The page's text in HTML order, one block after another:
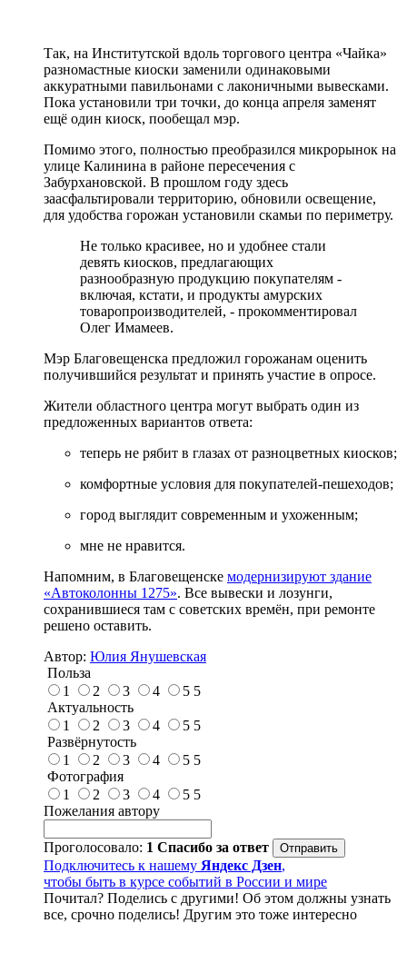
Так, на Институтской вдоль торгового центра «Чайка»
разномастные киоски заменили одинаковыми
аккуратными павильонами с лаконичными вывесками.
Пока установили три точки, до конца апреля заменят
ещё один киоск, пообещал мэр.
Помимо этого, полностью преобразился микрорынок на
улице Калинина в районе пересечения с
Забурхановской. В прошлом году здесь
заасфальтировали территорию, обновили освещение,
для удобства горожан установили скамьи по периметру.
Не только красивее, но и удобнее стали
девять киосков, предлагающих
разнообразную продукцию покупателям -
включая, кстати, и продукты амурских
товаропроизводителей, - прокомментировал
Олег Имамеев.
Мэр Благовещенска предложил горожанам оценить
получившийся результат и принять участие в опросе.
Жители областного центра могут выбрать один из
предложенных вариантов ответа:
теперь не рябит в глазах от разноцветных киосков;
комфортные условия для покупателей-пешеходов;
город выглядит современным и ухоженным;
мне не нравится.
Напомним, в Благовещенске модернизируют здание
«Автоколонны 1275». Все вывески и лозунги,
сохранившиеся там с советских времён, при ремонте
решено оставить.
Автор: Юлия Янушевская
Польза
1
2 3 4 5 5
Актуальность
1
2 3 4 5 5
Развёрнутость
1
2 3 4 5 5
Фотография
1
2 3 4 5 5
Пожелания автору
Проголосовало: 1 Спасибо за ответ
Подключитесь к нашему Яндекс Дзен,
чтобы быть в курсе событий в России и мире
Почитал? Поделись с другими! Об этом должны узнать
все, срочно поделись! Другим это тоже интересно